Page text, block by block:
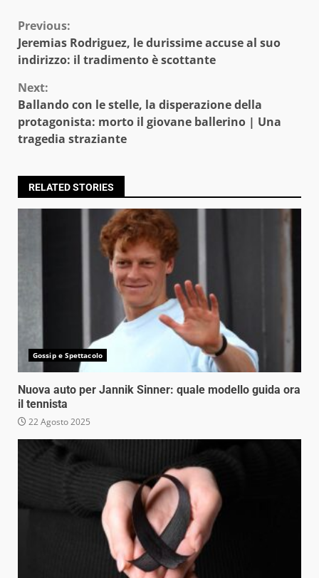
Continue
Reading
Previous:
Jeremias Rodriguez, le durissime accuse al suo
indirizzo: il tradimento è scottante
Next:
Ballando con le stelle, la disperazione della
protagonista: morto il giovane ballerino | Una
tragedia straziante
RELATED STORIES
Gossip e Spettacolo
Nuova auto per Jannik Sinner: quale modello guida ora
il tennista
22 Agosto 2025